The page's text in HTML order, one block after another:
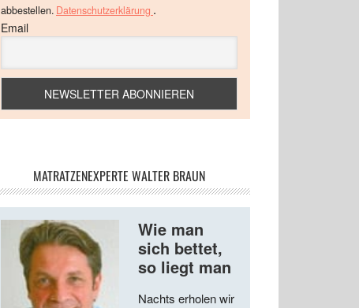
abbestellen. Datenschutzerklärung .
Email
MATRATZENEXPERTE WALTER BRAUN
Wie man
sich bettet,
so liegt man
Nachts erholen wir